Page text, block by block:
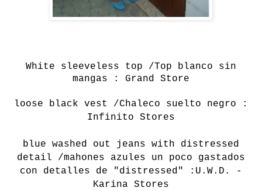
White sleeveless
top /Top blanco sin
mangas : Grand Store
loose black vest /Chaleco suelto negro :
Infinito Stores
blue washed out jeans with distressed
detail /mahones azules un poco gastados
con detalles de "distressed" :U.W.D. -
Karina Stores